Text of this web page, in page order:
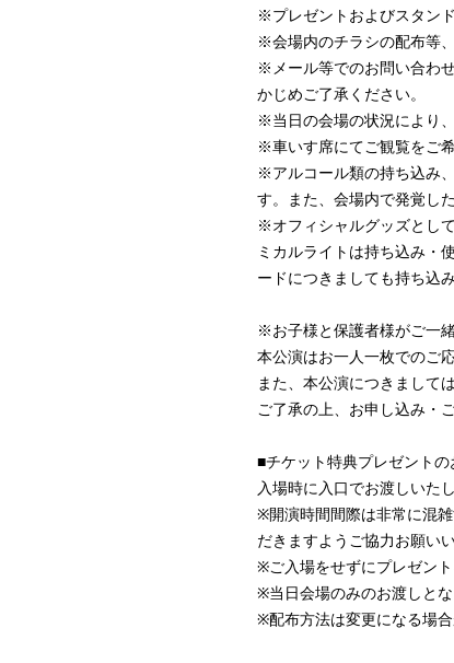
※プレゼントおよびスタン
※会場内のチラシの配布等
※メール等でのお問い合わ
かじめご了承ください。
※当日の会場の状況により
※車いす席にてご観覧をご
※アルコール類の持ち込み
す。また、会場内で発覚し
※オフィシャルグッズとし
ミカルライトは持ち込み・
ードにつきましても持ち込
※お子様と保護者様がご一
本公演はお一人一枚でのご
また、本公演につきまして
ご了承の上、お申し込み・
■チケット特典プレゼントの
入場時に入口でお渡しいた
※開演時間間際は非常に混
だきますようご協力お願い
※ご入場をせずにプレゼン
※当日会場のみのお渡しと
※配布方法は変更になる場